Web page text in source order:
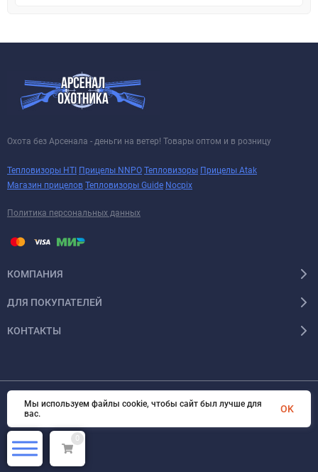
Охота без Арсенала - деньги на ветер! Товары оптом и в розницу
Тепловизоры HTI Прицелы NNPO Тепловизоры Прицелы Atak
Магазин прицелов Тепловизоры Guide Nocpix
Политика персональных данных
КОМПАНИЯ
ДЛЯ ПОКУПАТЕЛЕЙ
КОНТАКТЫ
Тепловизоры Pulsar© 2026 Арсенал Охотника ру. Все права защищены
0
Мы используем файлы cookie, чтобы сайт был лучше для
вас.
OK